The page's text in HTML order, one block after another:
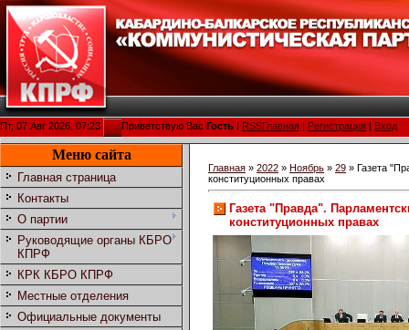
Пт, 07 Авг 2026, 07:23 Приветствую Вас Гость RSSГлавная Регистрация Вход
Меню сайта
Главная страница
Контакты
О партии
Руководящие органы КБРО
КПРФ
КРК КБРО КПРФ
Местные отделения
Официальные документы
Главная » 2022 » Ноябрь » 29 » Газета
конституционных правах
Газета "Правда".
конституционных правах